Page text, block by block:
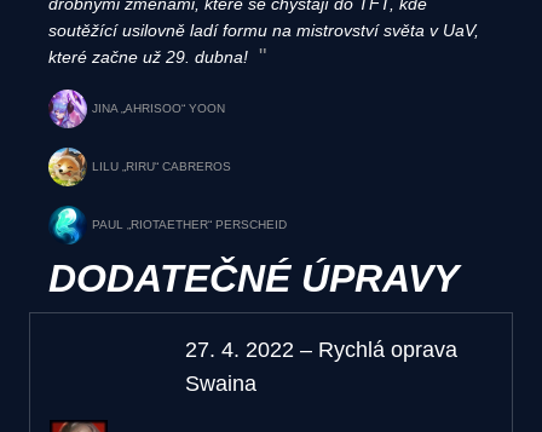
soutěžící usilovně ladí formu na mistrovství světa v UaV,
které začne už 29. dubna!
JINA „AHRISOO“ YOON
LILU „RIRU“ CABREROS
PAUL „RIOTAETHER“ PERSCHEID
DODATEČNÉ ÚPRAVY
27. 4. 2022 – Rychlá oprava
Swaina